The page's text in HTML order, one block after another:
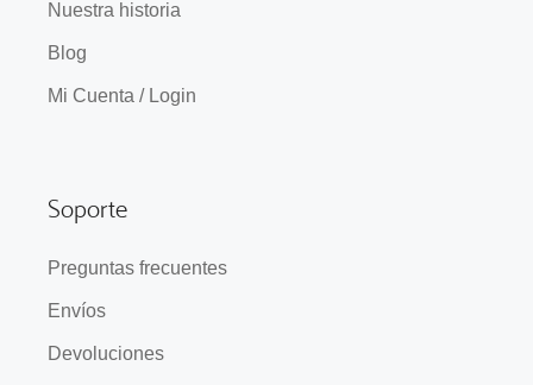
Nuestra historia
Blog
Mi Cuenta / Login
Soporte
Preguntas frecuentes
Envíos
Devoluciones